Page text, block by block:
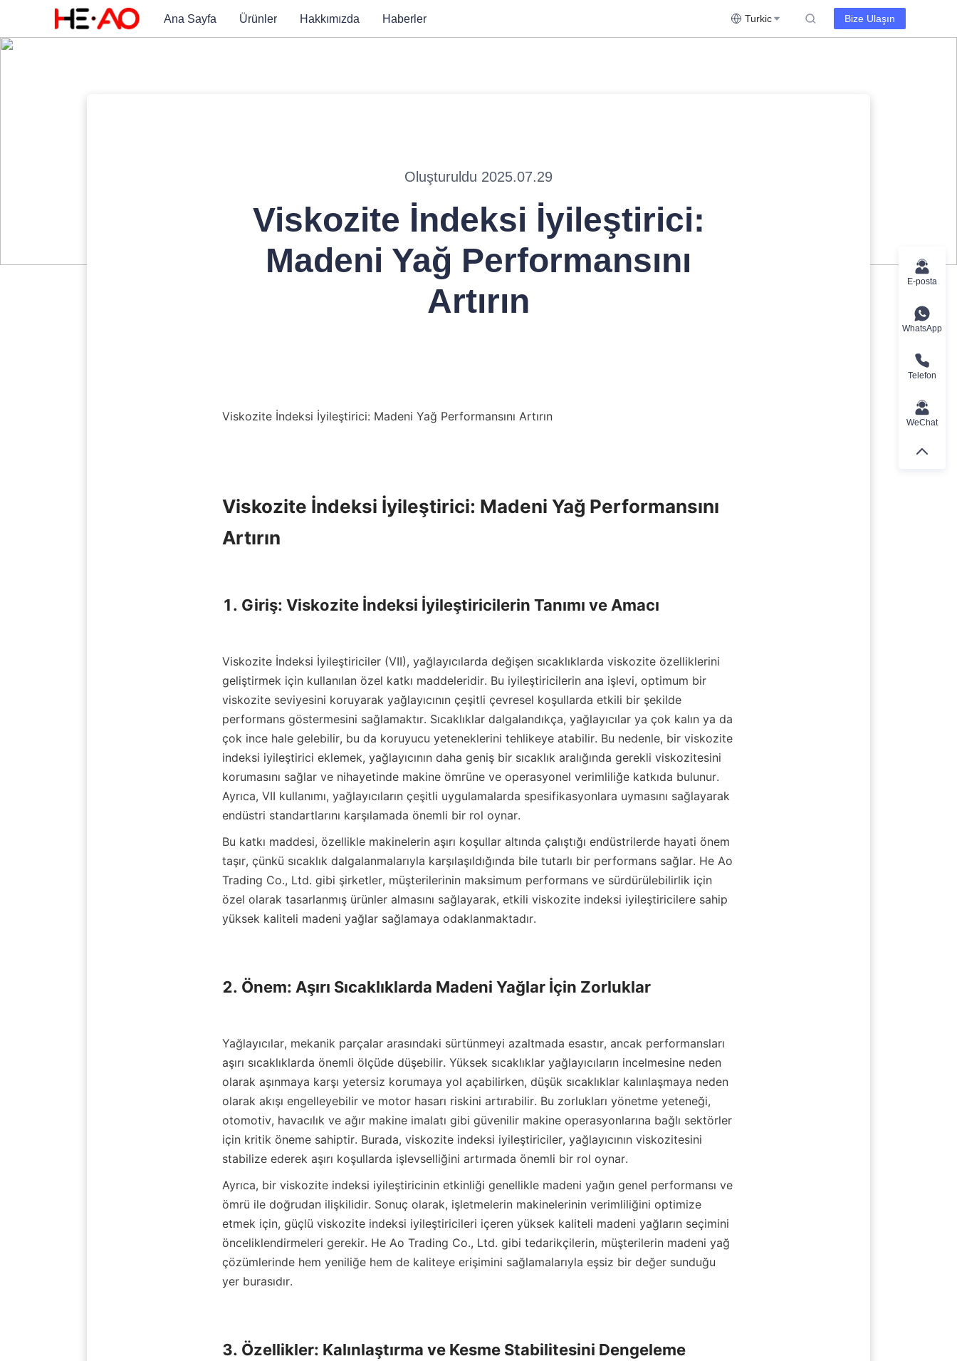
Ana Sayfa Ürünler Hakkımızda Haberler Turkic Bize Ulaşın
Oluşturuldu 2025.07.29
Viskozite İndeksi İyileştirici:
Madeni Yağ Performansını
Artırın
Viskozite İndeksi İyileştirici: Madeni Yağ Performansını Artırın
Viskozite İndeksi İyileştirici: Madeni Yağ Performansını
Artırın
1. Giriş: Viskozite İndeksi İyileştiricilerin Tanımı ve Amacı
Viskozite İndeksi İyileştiriciler (VII), yağlayıcılarda değişen sıcaklıklarda viskozite özelliklerini
geliştirmek için kullanılan özel katkı maddeleridir. Bu iyileştiricilerin ana işlevi, optimum bir
viskozite seviyesini koruyarak yağlayıcının çeşitli çevresel koşullarda etkili bir şekilde
performans göstermesini sağlamaktır. Sıcaklıklar dalgalandıkça, yağlayıcılar ya çok kalın ya da
çok ince hale gelebilir, bu da koruyucu yeteneklerini tehlikeye atabilir. Bu nedenle, bir viskozite
indeksi iyileştirici eklemek, yağlayıcının daha geniş bir sıcaklık aralığında gerekli viskozitesini
korumasını sağlar ve nihayetinde makine ömrüne ve operasyonel verimliliğe katkıda bulunur.
Ayrıca, VII kullanımı, yağlayıcıların çeşitli uygulamalarda spesifikasyonlara uymasını sağlayarak
endüstri standartlarını karşılamada önemli bir rol oynar.
Bu katkı maddesi, özellikle makinelerin aşırı koşullar altında çalıştığı endüstrilerde hayati önem
taşır, çünkü sıcaklık dalgalanmalarıyla karşılaşıldığında bile tutarlı bir performans sağlar. He Ao
Trading Co., Ltd. gibi şirketler, müşterilerinin maksimum performans ve sürdürülebilirlik için
özel olarak tasarlanmış ürünler almasını sağlayarak, etkili viskozite indeksi iyileştiricilere sahip
yüksek kaliteli madeni yağlar sağlamaya odaklanmaktadır.
2. Önem: Aşırı Sıcaklıklarda Madeni Yağlar İçin Zorluklar
Yağlayıcılar, mekanik parçalar arasındaki sürtünmeyi azaltmada esastır, ancak performansları
aşırı sıcaklıklarda önemli ölçüde düşebilir. Yüksek sıcaklıklar yağlayıcıların incelmesine neden
olarak aşınmaya karşı yetersiz korumaya yol açabilirken, düşük sıcaklıklar kalınlaşmaya neden
olarak akışı engelleyebilir ve motor hasarı riskini artırabilir. Bu zorlukları yönetme yeteneği,
otomotiv, havacılık ve ağır makine imalatı gibi güvenilir makine operasyonlarına bağlı sektörler
için kritik öneme sahiptir. Burada, viskozite indeksi iyileştiriciler, yağlayıcının viskozitesini
stabilize ederek aşırı koşullarda işlevselliğini artırmada önemli bir rol oynar.
Ayrıca, bir viskozite indeksi iyileştiricinin etkinliği genellikle madeni yağın genel performansı ve
ömrü ile doğrudan ilişkilidir. Sonuç olarak, işletmelerin makinelerinin verimliliğini optimize
etmek için, güçlü viskozite indeksi iyileştiricileri içeren yüksek kaliteli madeni yağların seçimini
önceliklendirmeleri gerekir. He Ao Trading Co., Ltd. gibi tedarikçilerin, müşterilerin madeni yağ
çözümlerinde hem yeniliğe hem de kaliteye erişimini sağlamalarıyla eşsiz bir değer sunduğu
yer burasıdır.
3. Özellikler: Kalınlaştırma ve Kesme Stabilitesini Dengeleme
E-posta
WhatsApp
Telefon
WeChat